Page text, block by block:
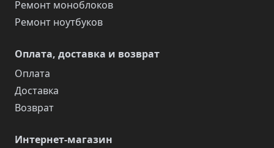
Ремонт моноблоков
Ремонт ноутбуков
Оплата, доставка и возврат
Оплата
Доставка
Возврат
Интернет-магазин